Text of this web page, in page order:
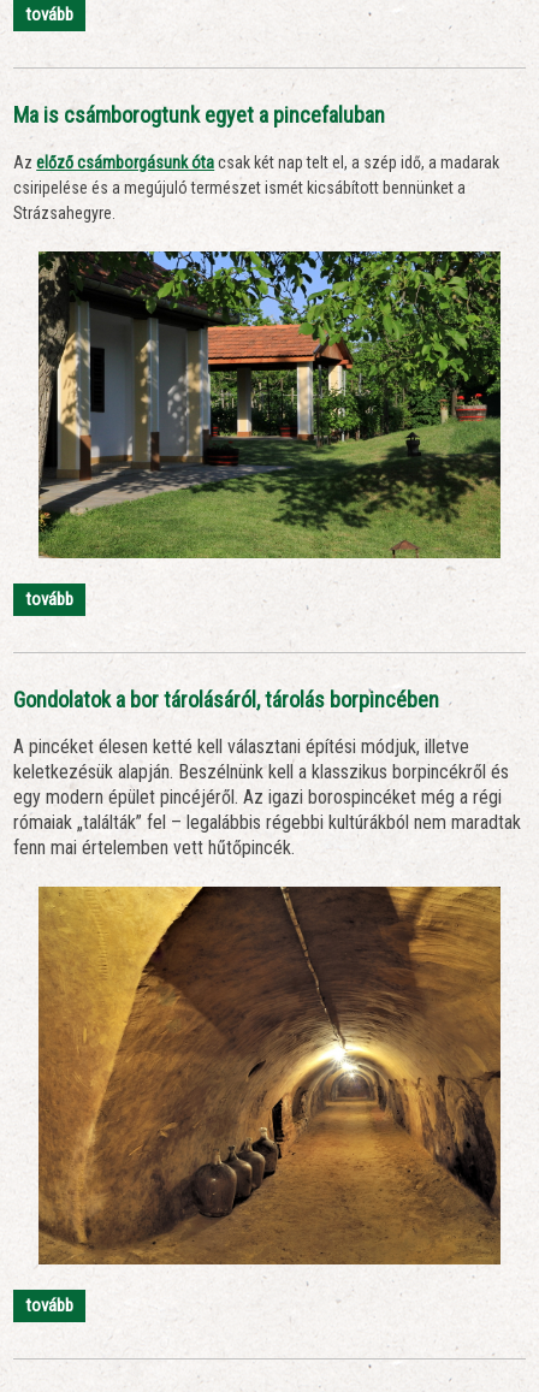
tovább
Ma is csámborogtunk egyet a pincefaluban
Azelőző csámborgásunk ótacsak két nap telt el, a szép idő, a madarak
csiripelése és a megújuló természet ismét kicsábított bennünket a
Strázsahegyre.
tovább
Gondolatok a bor tárolásáról, tárolás borpincében
A pincéket élesen ketté kell választani építési módjuk, illetve
keletkezésük alapján. Beszélnünk kell a klasszikus borpincékről és
egy modern épület pincéjéről. Az igazi borospincéket még a régi
rómaiak „találták” fel – legalábbis régebbi kultúrákból nem maradtak
fenn mai értelemben vett hűtőpincék.
tovább